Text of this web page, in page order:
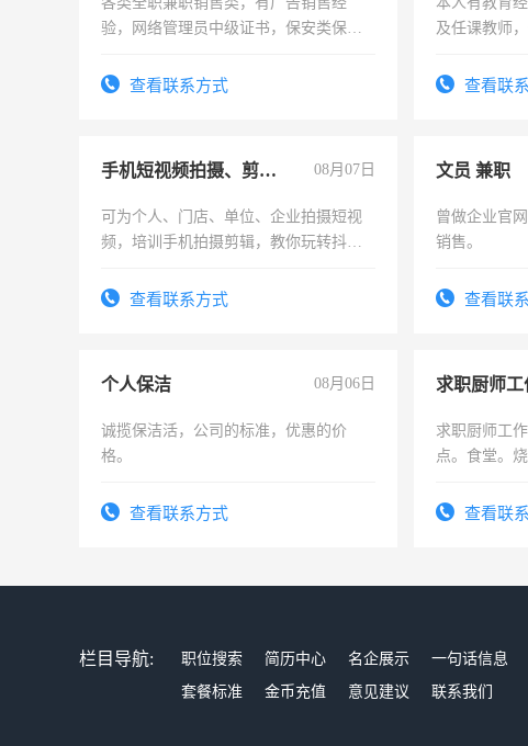
验，网络管理员中级证书，保安类保安
有高低压电工证和十几年工作经验
查看联系方式
及任课教师
查看联
手机短视频拍摄、剪辑、抖音快手 08月07日
可为个人、门店、单位、企业拍摄短视
频，培训手机拍摄剪辑，教你玩转抖音
频，培训手机拍摄剪辑，教你玩转抖
查看联系方式
文员 兼职
曾做企业官
销售。
查看联
个人保洁 08月06日
诚揽保洁活，公司的标准，优惠的价
格。
查看联系方式
求职厨师工
求职厨师工
点。食堂。
查看联
栏目导航: 职位搜索 简历中心 名企展示 一句话信息
套餐标准
金币充值 意见建议 联系我们